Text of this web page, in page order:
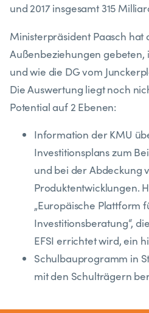
und 2017 insgesamt 315
Ministerpräsident Paasch hat
Außenbeziehungen gebeten,
und wie die DG vom
Die Auswertung liegt noch
Potential auf 2 Ebenen:
Information der KMU
Investitionsplans zum
und bei der Abdeckung
Produktentwicklungen.
„Europäische Plattform
Investitionsberatung“,
EFSI errichtet wird, ein
Schulbauprogramm in
mit den Schulträgern